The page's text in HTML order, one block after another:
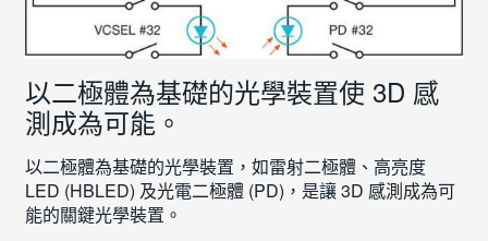
以二極體為基礎的光學裝置使 3D 感
測成為可能。
以二極體為基礎的光學裝置，如雷射二極體、高亮度
LED (HBLED) 及光電二極體 (PD)，是讓 3D 感測成為可
能的關鍵光學裝置。